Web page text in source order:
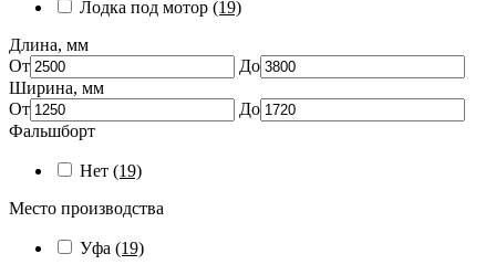
Лодка под мотор (19)
Длина, мм
От
До
Ширина, мм
От
До
Фальшборт
Нет (19)
Место производства
Уфа (19)